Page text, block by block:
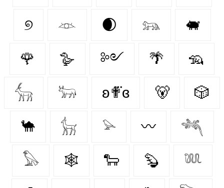
୭ 𓁺 🌒 𓃬 🐖
🌹 🪿 ༻ 🌴 🦡
𓃲 𓃽 ʚ✟⃛ɞ 🐻 🎲
🐪 𓃴 𓅫 〰️ 𓆈
𓅃 🕸️ 🐑 🦫 𓆚